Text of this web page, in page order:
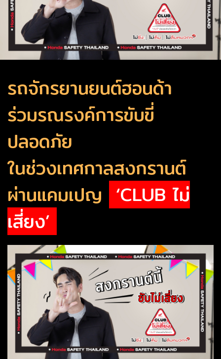
รถจักรยานยนต์ฮอนด้า
ร่วมรณรงค์การขับขี่
ปลอดภัย
ในช่วงเทศกาลสงกรานต์
ผ่านแคมเปญ ‘CLUB ไม่
เสี่ยง’